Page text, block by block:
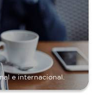
e internacional.